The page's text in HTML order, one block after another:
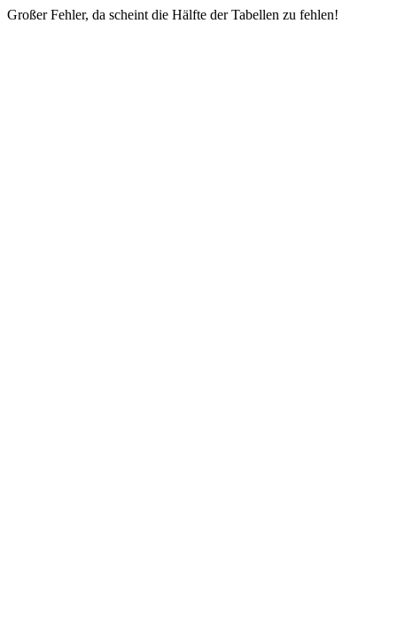
Großer Fehler, da scheint die Hälfte der Tabellen zu fehlen!